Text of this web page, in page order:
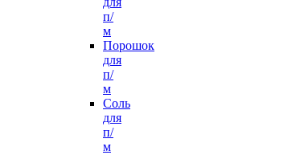
п/
м
Порошок
для
п/
м
Соль
для
п/
м